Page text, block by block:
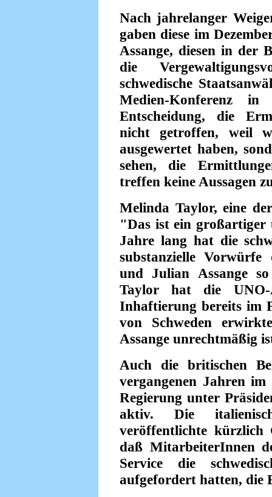
Nach jahrelanger
gaben diese im
Assange, diesen in der
die
schwedische
Medien-Konferenz
Entscheidung, die
nicht getroffen, weil
ausgewertet haben,
sehen, die
treffen keine Aussagen
Melinda Taylor, eine
"Das ist ein großartiger
Jahre lang hat die
substanzielle
und Julian Assange
Taylor hat die UNO-
Inhaftierung bereits im
von Schweden
Assange unrechtmäßig
Auch die britischen
vergangenen Jahren im
Regierung unter
aktiv. Die
veröffentlichte kürzlich
daß MitarbeiterInnen
Service die
aufgefordert hatten, die